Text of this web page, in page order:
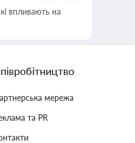
впливають на
мережа
та PR